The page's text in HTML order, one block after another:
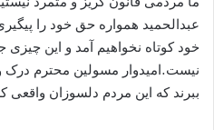
عبدالحمید همواره حق خود را
خود کوتاه نخواهیم آمد و این چیزی
نیست.امیدوار مسولین محترم درک
ببرند که این مردم دلسوزان